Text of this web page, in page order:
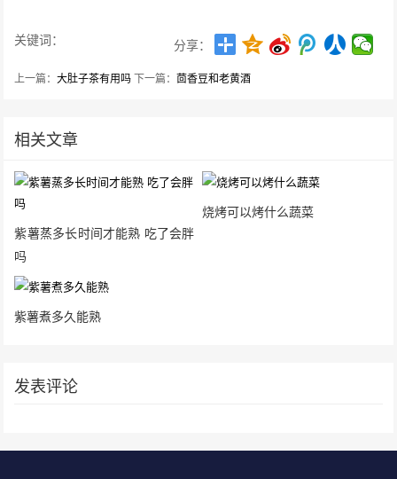
关键词： 分享：
上一篇：大肚子茶有用吗下一篇：茴香豆和老黄酒
相关文章
紫薯蒸多长时间才能熟 吃了会胖
吗
烧烤可以烤什么蔬菜
紫薯煮多久能熟
发表评论